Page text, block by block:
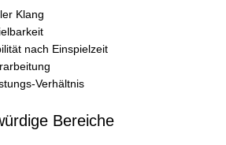
Klang
nach Einspielzeit
Verhältnis
Bereiche